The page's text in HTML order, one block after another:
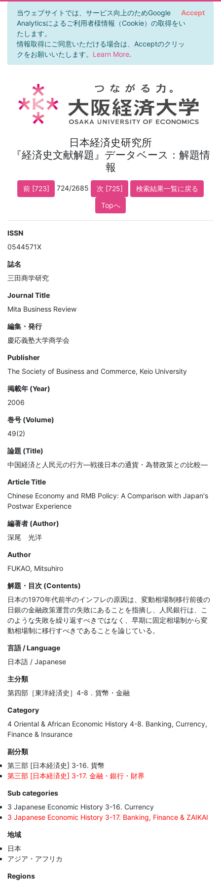
当ウェブサイトでは、サービス向上のためGoogle
Analyticsによるご利用者様情報（Cookie）の取得をい
たします。
情報取得にご同意いただける場合は、Acceptのクリッ
クをお願いいたします。 Learn More.
Accept
日本経済史研究所
『経済史文献解題』データベース：解題情
報
前 [723] 724/2685 次 [725]
検索結果一覧に戻る
Topへ
ISSN
0544571X
誌名
三田商学研究
Journal Title
Mita Business Review
編集・発行
慶応義塾大学商学会
Publisher
The Society of Business and Commerce, Keio University
掲載年 (Year)
2006
巻号 (Volume)
49(2)
論題 (Title)
中国経済と人民元の行方―戦後日本の通貨・為替政策との比較―
Article Title
Chinese Economy and RMB Policy: A Comparison with Japan's
Postwar Experience
編著者 (Author)
深尾 光洋
Author
FUKAO, Mitsuhiro
解題・目次 (Contents)
日本の1970年代前半のインフレの原因は、変動相場制移行前後の
日銀の金融政策運営の失敗にあることを指摘し、人民銀行は、こ
のような失敗を繰り返すべきではなく、早期に固定相場制から変
動相場制に移行すべきであることを論じている。
言語 / Language
日本語 / Japanese
主分類
第四部［東洋経済史］4-8．貨幣・金融
Category
4 Oriental & African Economic History 4-8. Banking, Currency,
Finance & Insurance
副分類
第三部 [日本経済史] 3-16. 貨幣
第三部 [日本経済史] 3-17. 金融・銀行・財界
Sub categories
3 Japanese Economic History 3-16. Currency
3 Japanese Economic History 3-17. Banking, Finance & ZAIKAI
地域
日本
アジア・アフリカ
Regions